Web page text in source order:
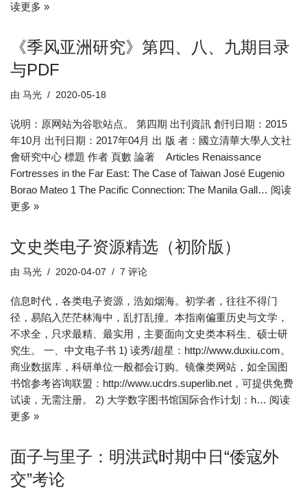
读更多 »
《季风亚洲研究》第四、八、九期目录
与PDF
由 马光 2020-05-18
说明：原网站为谷歌站点。 第四期 出刊資訊 創刊日期：2015
年10月 出刊日期：2017年04月 出 版 者：國立清華大學人文社
會研究中心 標題 作者 頁數 論著 Articles Renaissance
Fortresses in the Far East: The Case of Taiwan José Eugenio
Borao Mateo 1 The Pacific Connection: The Manila Gall… 阅读
更多 »
文史类电子资源精选（初阶版）
由 马光 2020-04-07 7 评论
信息时代，各类电子资源，浩如烟海。初学者，往往不得门
径，易陷入茫茫林海中，乱打乱撞。本指南偏重历史与文学，
不求全，只求最精、最实用，主要面向文史类本科生、硕士研
究生。 一、中文电子书 1) 读秀/超星：http://www.duxiu.com。
商业数据库，科研单位一般都会订购。镜像类网站，如全国图
书馆参考咨询联盟：http://www.ucdrs.superlib.net，可提供免费
试读，无需注册。 2) 大学数字图书馆国际合作计划：h… 阅读
更多 »
面子与里子：明洪武时期中日“倭寇外
交”考论